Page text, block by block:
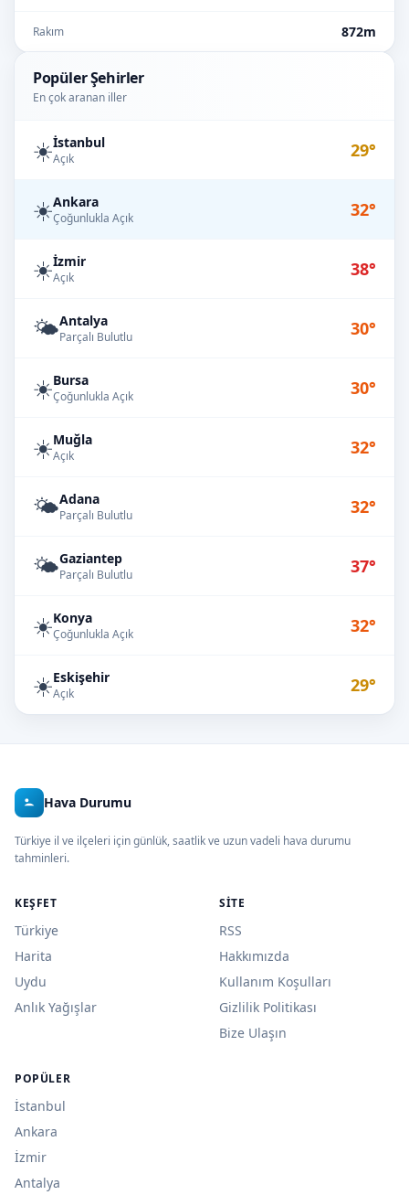
Rakım 872m
Popüler Şehirler
En çok aranan iller
☀️İstanbul
Açık 29°
☀️Ankara
Çoğunlukla Açık 32°
☀️İzmir
Açık 38°
🌤️Antalya
Parçalı Bulutlu 30°
☀️Bursa
Çoğunlukla Açık 30°
☀️Muğla
Açık 32°
🌤️Adana
Parçalı Bulutlu 32°
🌤️Gaziantep
Parçalı Bulutlu 37°
☀️Konya
Çoğunlukla Açık 32°
☀️Eskişehir
Açık 29°
Hava Durumu
Türkiye il ve ilçeleri için günlük, saatlik ve uzun vadeli hava durumu
tahminleri.
KEŞFET
Türkiye
Harita
Uydu
Anlık Yağışlar
SITE
RSS
Hakkımızda
Kullanım Koşulları
Gizlilik Politikası
Bize Ulaşın
POPÜLER
İstanbul
Ankara
İzmir
Antalya